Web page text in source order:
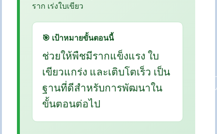
ราก เร่งใบเขียว
🎯 เป้าหมายขั้นตอนนี้
ช่วยให้พืชมีรากแข็งแรง ใบ
เขียวแกร่ง และเติบโตเร็ว เป็น
ฐานที่ดีสำหรับการพัฒนาใน
ขั้นตอนต่อไป